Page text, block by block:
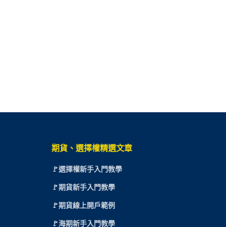
期貨、選擇權精選文章
🚩選擇權新手入門教學
🚩期貨新手入門教學
🚩期貨線上開戶範例
🚩海期新手入門教學